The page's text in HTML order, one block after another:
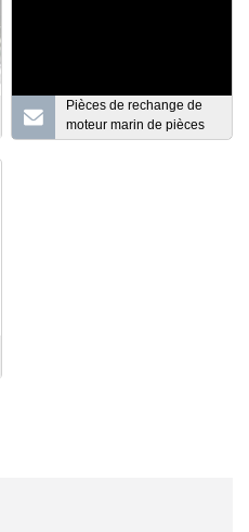
Pièces de rechange de
moteur marin de pièces
de moteur de Wechai de